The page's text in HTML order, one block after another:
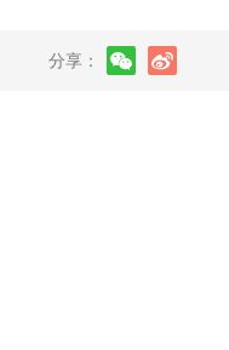
分享：